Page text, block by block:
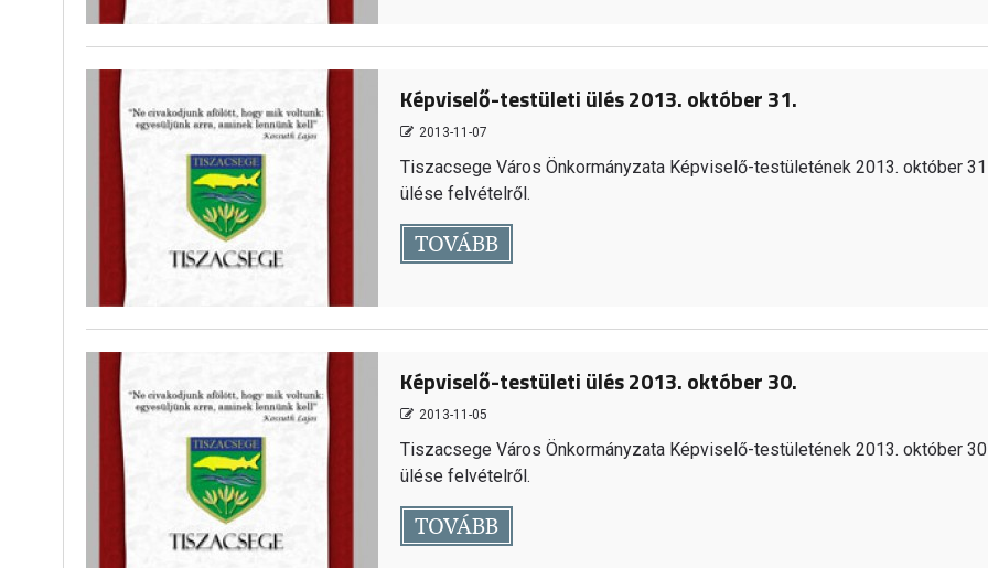
Képviselő-testületi ülés 2013. október 31.
2013-11-07
Tiszacsege Város Önkormányzata Képviselő-testületének 2013. október
ülése felvételről.
TOVÁBB
Képviselő-testületi ülés 2013. október 30.
2013-11-05
Tiszacsege Város Önkormányzata Képviselő-testületének 2013. október
ülése felvételről.
TOVÁBB